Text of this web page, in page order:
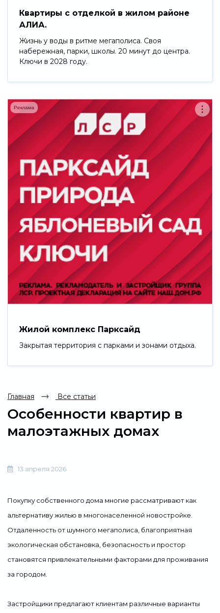
Квартиры с отделкой в жилом районе
АЛИА.
Жизнь у воды в ритме мегаполиса. Своя
набережная, парки, школы. 20 минут до центра.
Ключи в 2028 году.
Жилой комплекс Парксайд
Закрытая территория с парками и зонами отдыха.
Реклама
Главная Все статьи
Особенности квартир в
малоэтажных домах
13 апреля 2026
Покупку собственного дома многие рассматривают как
альтернативу жилью в многонаселенной новостройке.
Отдаленность от шумного мегаполиса, благоприятная
экологическая обстановка, безопасность и простор
становятся привлекательными факторами для проживания
за городом.
Застройщики предлагают клиентам различные варианты